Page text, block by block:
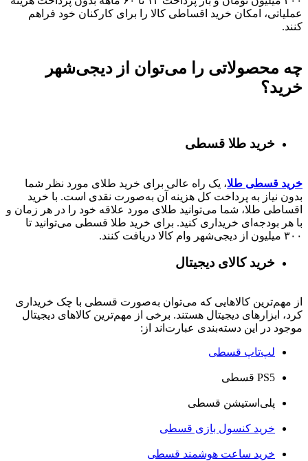
عملیاتی، امکان خرید اقساطی کالا را برای کارکنان خود فراهم
کنند.
چه محصولاتی را می‌توان از دیجی‌شهر
خرید؟
خرید طلا قسطی
خرید قسطی طلا، یک راه عالی برای خرید طلای مورد نظر شما
بدون نیاز به پرداخت کل هزینه آن به‌صورت نقدی است. با خرید
اقساطی طلا، شما می‌توانید طلای مورد علاقه خود را در هر زمان و
با هر بودجه‌ای خریداری کنید. برای خرید طلا قسطی می‌توانید تا
۳۰۰ میلیون از دیجی‌شهر وام کالا دریافت کنند.
خرید کالای دیجیتال
از مهم‌ترین کالاهایی که می‌توان به‌صورت قسطی با چک خریداری
کرد، ابزارهای دیجیتال هستند. برخی از مهم‌ترین کالاهای دیجیتال
موجود در این دسته‌بندی عبارت‌اند از:
لپ‌تاپ قسطی
PS5 قسطی
پلی‌استیشن قسطی
خرید کنسول بازی قسطی
خرید ساعت هوشمند قسطی